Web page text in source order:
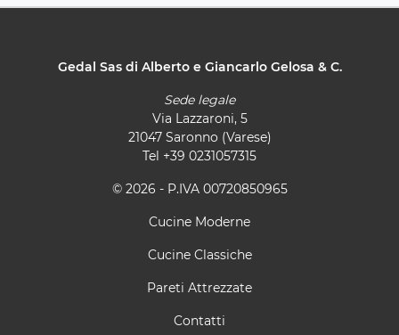
Gedal Sas di Alberto e Giancarlo Gelosa & C.
Sede legale
Via Lazzaroni, 5
21047 Saronno (Varese)
Tel +39 0231057315
© 2026 - P.IVA 00720850965
Cucine Moderne
Cucine Classiche
Pareti Attrezzate
Contatti